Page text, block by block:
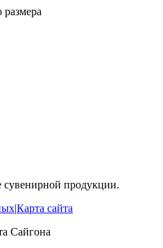
сувенирной продукции.
|Карта сайта
Сайгона